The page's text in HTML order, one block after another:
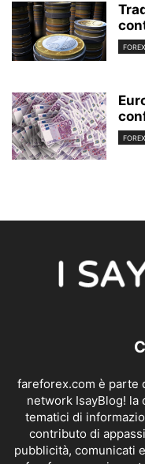
fareforex.com è parte
network IsayBlog!
tematici di
contributo di
pubblicità, comunicati